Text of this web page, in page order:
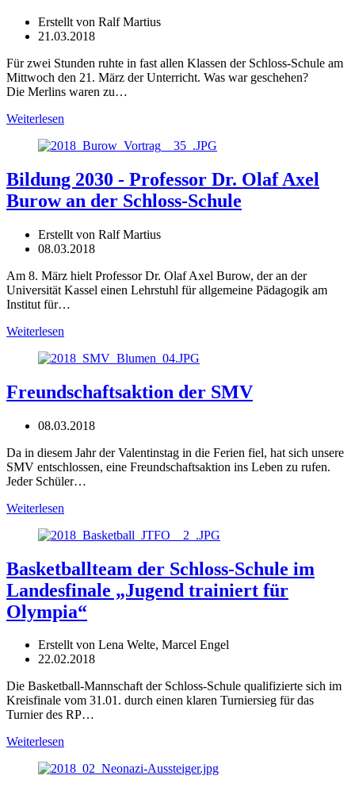
Erstellt von Ralf Martius
21.03.2018
Für zwei Stunden ruhte in fast allen Klassen der Schloss-Schule am
Mittwoch den 21. März der Unterricht. Was war geschehen?
Die Merlins waren zu…
Weiterlesen
Bildung 2030 - Professor Dr. Olaf Axel
Burow an der Schloss-Schule
Erstellt von Ralf Martius
08.03.2018
Am 8. März hielt Professor Dr. Olaf Axel Burow, der an der
Universität Kassel einen Lehrstuhl für allgemeine Pädagogik am
Institut für…
Weiterlesen
Freundschaftsaktion der SMV
08.03.2018
Da in diesem Jahr der Valentinstag in die Ferien fiel, hat sich unsere
SMV entschlossen, eine Freundschaftsaktion ins Leben zu rufen.
Jeder Schüler…
Weiterlesen
Basketballteam der Schloss-Schule im
Landesfinale „Jugend trainiert für
Olympia“
Erstellt von Lena Welte, Marcel Engel
22.02.2018
Die Basketball-Mannschaft der Schloss-Schule qualifizierte sich im
Kreisfinale vom 31.01. durch einen klaren Turniersieg für das
Turnier des RP…
Weiterlesen